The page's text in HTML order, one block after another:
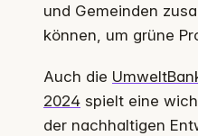
und Gemeinden
können, um grüne
Auch die
2024 spielt eine
der nachhaltigen